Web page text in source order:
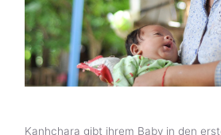
Kanhchara gibt ihrem Baby in den